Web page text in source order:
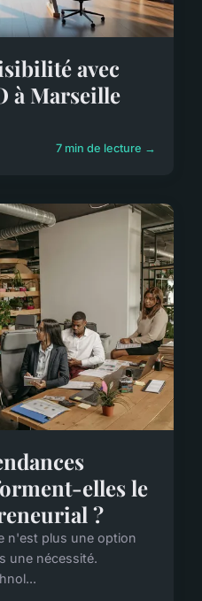
avec
à Marseille
7 min de lecture →
elles le
?
n'est plus une option
une nécessité.